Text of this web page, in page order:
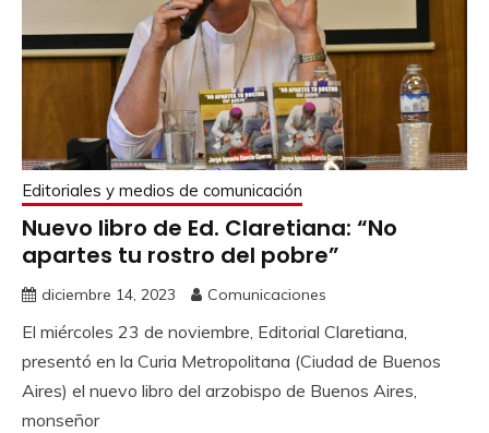
Editoriales y medios de comunicación
Nuevo libro de Ed. Claretiana: “No
apartes tu rostro del pobre”
diciembre 14, 2023 Comunicaciones
El miércoles 23 de noviembre, Editorial Claretiana,
presentó en la Curia Metropolitana (Ciudad de Buenos
Aires) el nuevo libro del arzobispo de Buenos Aires,
monseñor